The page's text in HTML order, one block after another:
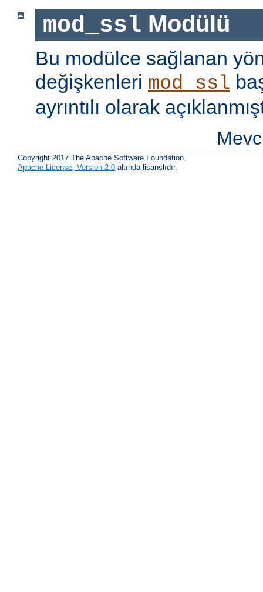
mod_ssl Modülü
Bu modülce sağlanan
değişkenleri mod_ssl
ayrıntılı olarak
Copyright 2017 The Apache Software Foundation.
Apache License, Version 2.0 altında lisanslıdır.